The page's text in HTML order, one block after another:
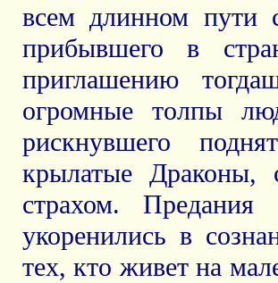
всем длинном пути
прибывшего в
приглашению
огромные толпы
рискнувшего
крылатые Драконы,
страхом.
укоренились в
тех, кто живет на